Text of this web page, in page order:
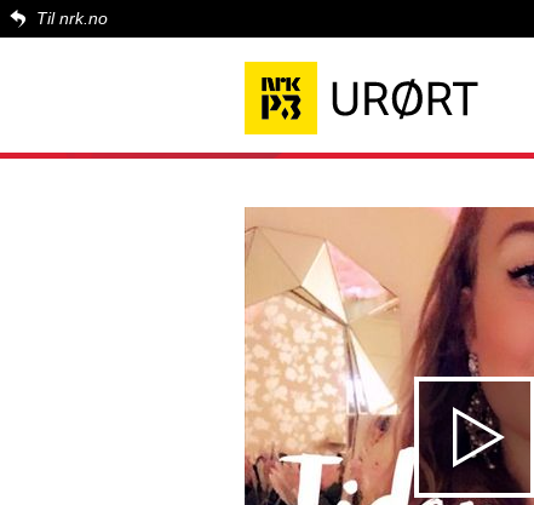
Til nrk.no